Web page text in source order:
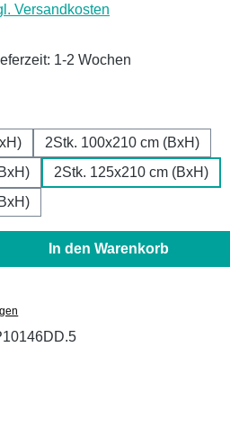
Versandkosten
1-2 Wochen
2Stk. 100x210 cm (BxH)
2Stk. 125x210 cm (BxH)
Gib den gewünschten
In den Warenkorb